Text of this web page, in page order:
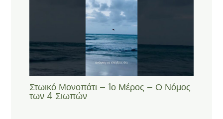
Στωικό Μονοπάτι – 1ο Μέρος – Ο Νόμος
των 4 Σιωπών